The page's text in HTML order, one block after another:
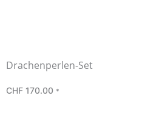
Drachenperlen-Set
CHF 170.00 *